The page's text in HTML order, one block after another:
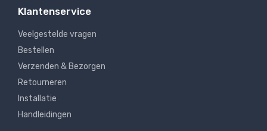
Klantenservice
Veelgestelde vragen
Bestellen
Verzenden & Bezorgen
Retourneren
Installatie
Handleidingen